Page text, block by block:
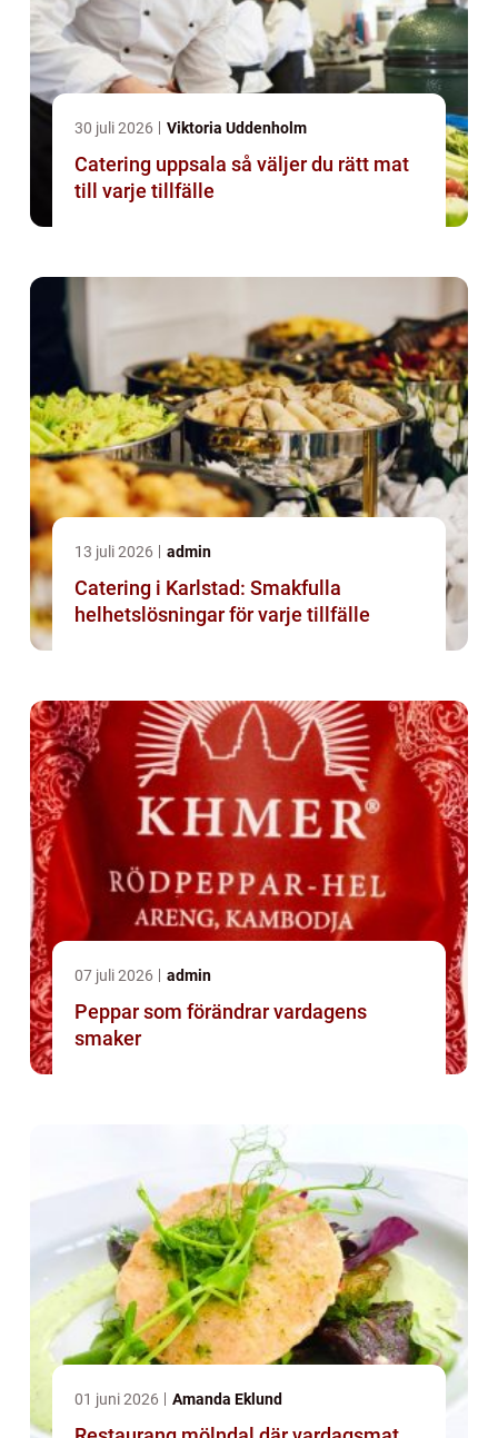
30 juli 2026 Viktoria Uddenholm
Catering uppsala så väljer du rätt mat
till varje tillfälle
13 juli 2026 admin
Catering i Karlstad: Smakfulla
helhetslösningar för varje tillfälle
07 juli 2026 admin
Peppar som förändrar vardagens
smaker
01 juni 2026 Amanda Eklund